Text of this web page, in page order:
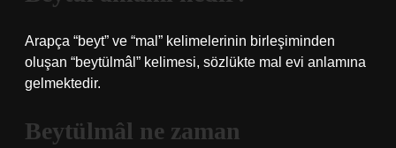
Arapça “beyt” ve “mal” kelimelerinin birleşiminden
oluşan “beytülmâl” kelimesi, sözlükte mal evi anlamına
gelmektedir.
Beytülmâl ne zaman